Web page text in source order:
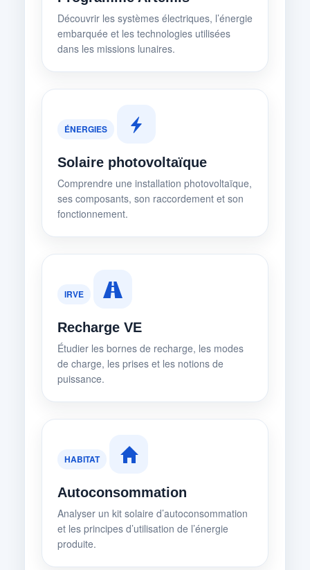
Découvrir les systèmes électriques, l’énergie
embarquée et les technologies utilisées
dans les missions lunaires.
ÉNERGIES
Solaire photovoltaïque
Comprendre une installation photovoltaïque,
ses composants, son raccordement et son
fonctionnement.
IRVE
Recharge VE
Étudier les bornes de recharge, les modes
de charge, les prises et les notions de
puissance.
HABITAT
Autoconsommation
Analyser un kit solaire d’autoconsommation
et les principes d’utilisation de l’énergie
produite.